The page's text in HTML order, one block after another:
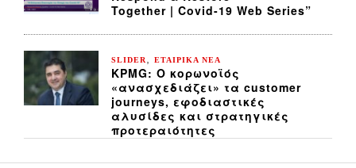
Together | Covid-19 Web Series”
SLIDER ΕΤΑΙΡΙΚΑ ΝΕΑ
KPMG: Ο κορωνοϊός
«ανασχεδιάζει» τα customer
journeys, εφοδιαστικές
αλυσίδες και στρατηγικές
προτεραιότητες